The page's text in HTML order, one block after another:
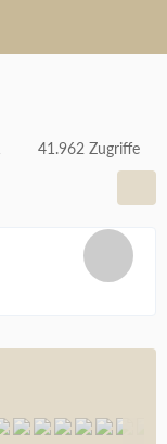
41.962 Zugriffe